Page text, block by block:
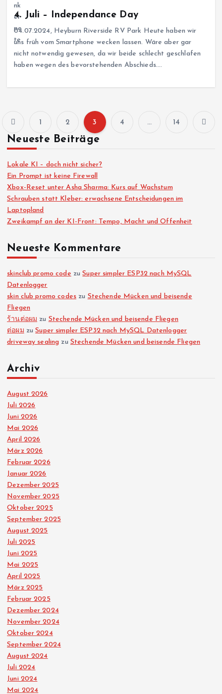
4. Juli – Independance Day
04.07.2024, Heyburn Riverside RV Park Heute haben wir
uns früh vom Smartphone wecken lassen. Wäre aber gar
nicht notwendig gewesen, da wir beide schlecht geschlafen
haben wegen des bevorstehenden Abschieds.…
i
t
e
n
n
u
m
m
1 2 3 4 … 14
Neueste Beiträge
Lokale KI – doch nicht sicher?
Ein Prompt ist keine Firewall
Xbox-Reset unter Asha Sharma: Kurs auf Wachstum
Schrauben statt Kleber: erwachsene Entscheidungen im
Laptopland
Zweikampf an der KI-Front: Tempo, Macht und Offenheit
Neueste Kommentare
skinclub promo code zuSuper simpler ESP32 nach MySQL
Datenlogger
skin club promo codes zu Stechende Mücken und beisende
Fliegen
ร้านต่อผม zu Stechende Mücken und beisende Fliegen
ต่อผม zuSuper simpler ESP32 nach MySQL Datenlogger
driveway sealing zu Stechende Mücken und beisende Fliegen
Archiv
August 2026
Juli 2026
Juni 2026
Mai 2026
April 2026
März 2026
Februar 2026
Januar 2026
Dezember 2025
November 2025
Oktober 2025
September 2025
August 2025
Juli 2025
Juni 2025
Mai 2025
April 2025
März 2025
Februar 2025
Dezember 2024
November 2024
Oktober 2024
September 2024
August 2024
Juli 2024
Juni 2024
Mai 2024